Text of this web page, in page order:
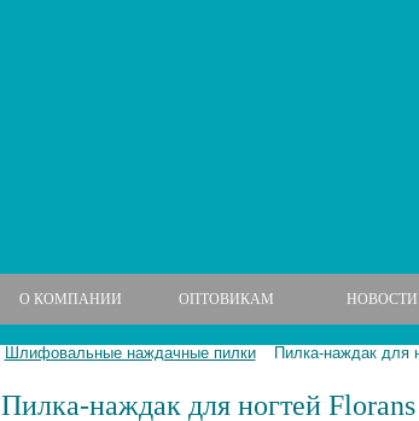
О КОМПАНИИ ОПТОВИКАМ НОВОСТИ
Шлифовальные наждачные пилки Пилка-наждак для
Пилка-наждак для ногтей Florans